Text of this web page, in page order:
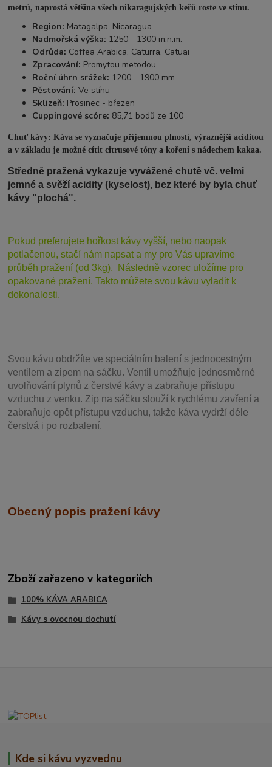
metrů, naprostá většina všech nikaragujských keřů roste ve stínu.
Region: Matagalpa, Nicaragua
Nadmořská výška: 1250 - 1300 m.n.m.
Odrůda: Coffea Arabica, Caturra, Catuai
Zpracování: Promytou metodou
Roční úhrn srážek: 1200 - 1900 mm
Pěstování: Ve stínu
Sklizeň: Prosinec - březen
Cuppingové scóre: 85,71 bodů ze 100
Chuť kávy: Káva se vyznačuje příjemnou plností, výraznější aciditou
a v základu je možné cítit citrusové tóny a koření s nádechem kakaa.
Středně pražená vykazuje vyvážené chutě vč. velmi
jemné a svěží acidity (kyselost), bez které by byla chuť
kávy "plochá".
Pokud preferujete hořkost kávy vyšší, nebo naopak
potlačenou, stačí nám napsat a my pro Vás upravíme
průběh pražení (od 3kg). Následně vzorec uložíme pro
opakované pražení. Takto můžete svou kávu vyladit k
dokonalosti.
Svou kávu obdržíte ve speciálním balení s jednocestným
ventilem a zipem na sáčku. Ventil umožňuje jednosměrné
uvolňování plynů z čerstvé kávy a zabraňuje přístupu
vzduchu z venku. Zip na sáčku slouží k rychlému zavření a
zabraňuje opět přístupu vzduchu, takže káva vydrží déle
čerstvá i po rozbalení.
Obecný popis pražení kávy
Zboží zařazeno v kategoriích
100% KÁVA ARABICA
Kávy s ovocnou dochutí
Kde si kávu vyzvednu